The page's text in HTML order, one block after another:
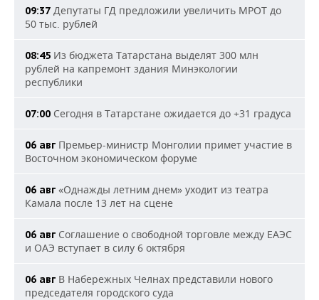
09:37 Депутаты ГД предложили увеличить МРОТ до
50 тыс. рублей
08:45 Из бюджета Татарстана выделят 300 млн
рублей на капремонт здания Минэкологии
республики
07:00 Сегодня в Татарстане ожидается до +31 градуса
06 авг Премьер-министр Монголии примет участие в
Восточном экономическом форуме
06 авг «Однажды летним днем» уходит из театра
Камала после 13 лет на сцене
06 авг Соглашение о свободной торговле между ЕАЭС
и ОАЭ вступает в силу 6 октября
06 авг В Набережных Челнах представили нового
председателя городского суда